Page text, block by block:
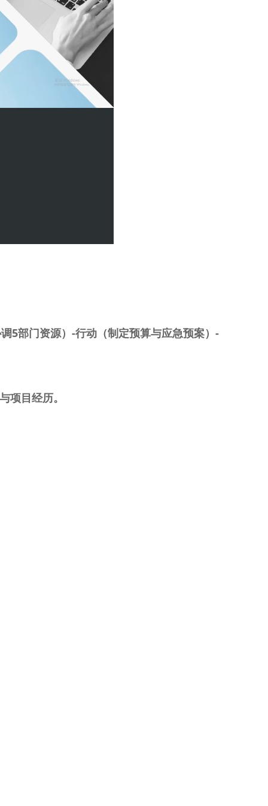
5部门资源） -行动（制定预算与应急预案） -
项目经历。